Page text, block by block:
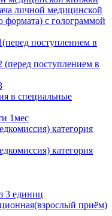
личной медицинской
с голограммой
поступлением в
поступлением в
в специальные
1мес
категория
категория
3 единиц
приём)